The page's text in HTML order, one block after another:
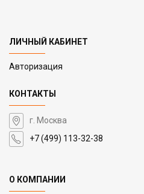
ЛИЧНЫЙ КАБИНЕТ
Авторизация
КОНТАКТЫ
г. Москва
+7 (499) 113-32-38
О КОМПАНИИ